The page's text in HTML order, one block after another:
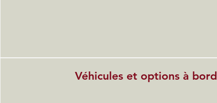
Véhicules et options à bord